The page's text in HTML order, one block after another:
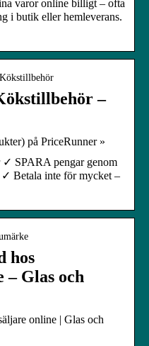
varor online billigt – ofta
i butik eller hemleverans.
–
på PriceRunner »
SPARA pengar genom
✓ Betala inte för mycket –
hos
Glas och
online | Glas och